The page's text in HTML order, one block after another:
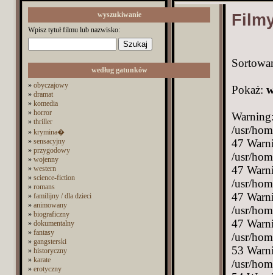
wyszukiwanie
Wpisz tytuł filmu lub nazwisko:
według gatunków
» obyczajowy
» dramat
» komedia
» horror
» thriller
» krymina�
» sensacyjny
» przygodowy
» wojenny
» western
» science-fiction
» romans
» familijny / dla dzieci
» animowany
» biograficzny
» dokumentalny
» fantasy
» gangsterski
» historyczny
» karate
» erotyczny
Pokaż:
/usr/
47
/usr/
47
/usr/
47
/usr/
47
/usr/
53
/usr/